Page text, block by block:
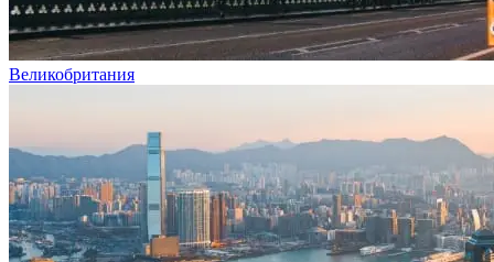
Великобритания